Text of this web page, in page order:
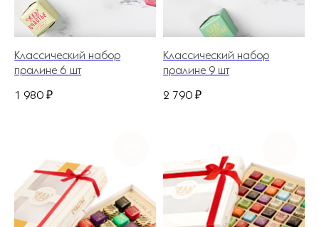
Классический набор
пралине 6 шт
1 980 ₽
Классический набор
пралине 9 шт
2 790 ₽